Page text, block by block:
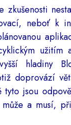
zkušenosti
neboť k
užitím
hladiny
doprovází
tyto jsou
a musí,